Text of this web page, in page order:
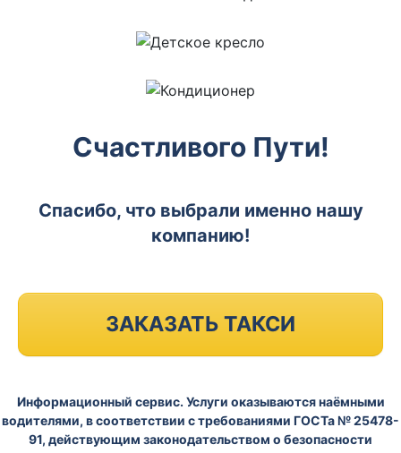
Счастливого Пути!
Спасибо, что выбрали именно нашу
компанию!
ЗАКАЗАТЬ ТАКСИ
Информационный сервис. Услуги оказываются наёмными
водителями, в соответствии с требованиями ГОСТа № 25478-
91, действующим законодательством о безопасности